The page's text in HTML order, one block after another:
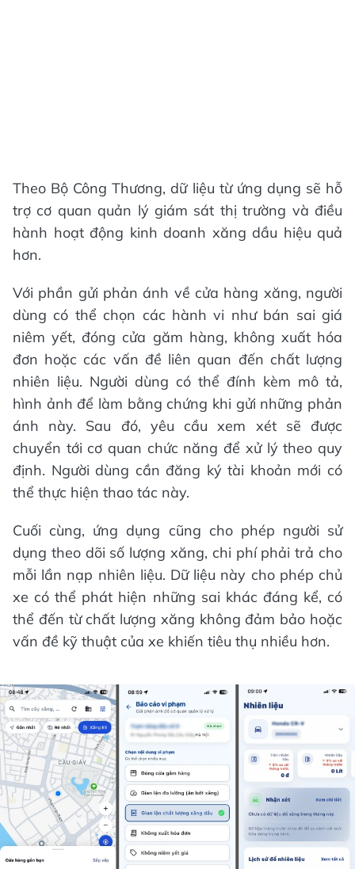
Theo Bộ Công Thương, dữ liệu từ ứng dụng sẽ hỗ
trợ cơ quan quản lý giám sát thị trường và điều
hành hoạt động kinh doanh xăng dầu hiệu quả
hơn.
Với phần gửi phản ánh về cửa hàng xăng, người
dùng có thể chọn các hành vi như bán sai giá
niêm yết, đóng cửa găm hàng, không xuất hóa
đơn hoặc các vấn đề liên quan đến chất lượng
nhiên liệu. Người dùng có thể đính kèm mô tả,
hình ảnh để làm bằng chứng khi gửi những phản
ánh này. Sau đó, yêu cầu xem xét sẽ được
chuyển tới cơ quan chức năng để xử lý theo quy
định. Người dùng cần đăng ký tài khoản mới có
thể thực hiện thao tác này.
Cuối cùng, ứng dụng cũng cho phép người sử
dụng theo dõi số lượng xăng, chi phí phải trả cho
mỗi lần nạp nhiên liệu. Dữ liệu này cho phép chủ
xe có thể phát hiện những sai khác đáng kể, có
thể đến từ chất lượng xăng không đảm bảo hoặc
vấn đề kỹ thuật của xe khiến tiêu thụ nhiều hơn.